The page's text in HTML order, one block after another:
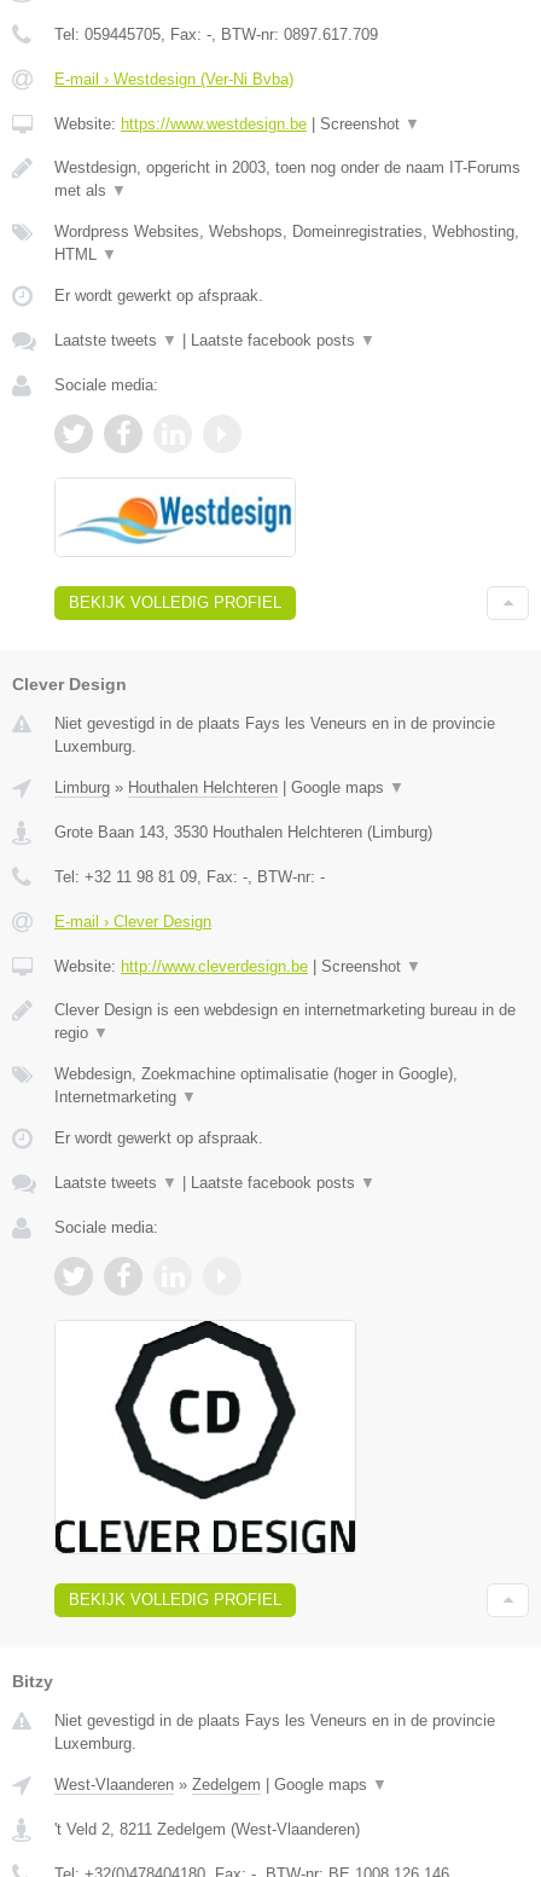
Tel: 059445705 , Fax: - , BTW-nr: 0897.617.709
E-mail › Westdesign (Ver-Ni Bvba)
Website: https://www.westdesign.be | Screenshot ▼
Westdesign, opgericht in 2003, toen nog onder de naam IT-Forums
met als ▼
Wordpress Websites, Webshops, Domeinregistraties, Webhosting,
HTML
▼
Er wordt gewerkt op afspraak.
Laatste tweets ▼ | Laatste facebook posts ▼
Sociale media:
BEKIJK VOLLEDIG PROFIEL
Clever Design
Niet gevestigd in de plaats Fays les Veneurs en in de provincie
Luxemburg.
Limburg » Houthalen Helchteren Google maps ▼
Grote Baan 143, 3530 Houthalen Helchteren (Limburg)
Tel: +32 11 98 81 09, Fax: -, BTW-nr: -
E-mail › Clever Design
Website: http://www.cleverdesign.be Screenshot ▼
Clever Design is een webdesign en internetmarketing bureau in de
regio ▼
Webdesign, Zoekmachine optimalisatie (hoger in Google),
Internetmarketing ▼
Er wordt gewerkt op afspraak.
Laatste tweets ▼ Laatste facebook posts ▼
Sociale media:
BEKIJK VOLLEDIG PROFIEL
Bitzy
Niet gevestigd in de plaats Fays les Veneurs en in de provincie
Luxemburg.
West-Vlaanderen » Zedelgem | Google maps ▼
't Veld 2 8211 Zedelgem (West-Vlaanderen)